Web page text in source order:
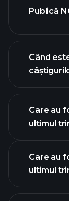
lista
Publică
Când
Care au
ultimul
Care au
ultimul